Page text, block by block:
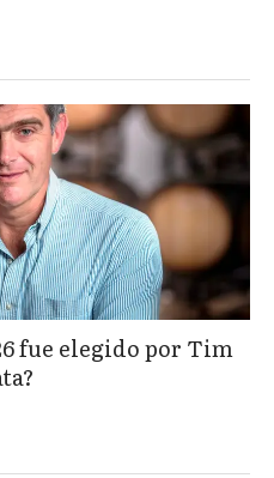
fue elegido por Tim